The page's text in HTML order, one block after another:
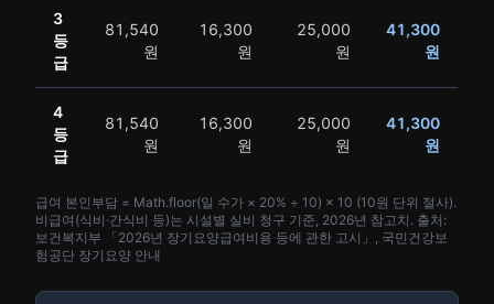
3
등
급
81,540
원
16,300
원
25,000
원
41,300
원
4
등
급
81,540
원
16,300
원
25,000
원
41,300
원
급여 본인부담 = Math.floor(일 수가 × 20% ÷ 10) × 10 (10원 단위 절사).
비급여(식비·간식비 등)는 시설별 실비 청구 기준, 2026년 참고치. 출처:
보건복지부 「2026년 장기요양급여비용 등에 관한 고시」, 국민건강보
험공단 장기요양 안내